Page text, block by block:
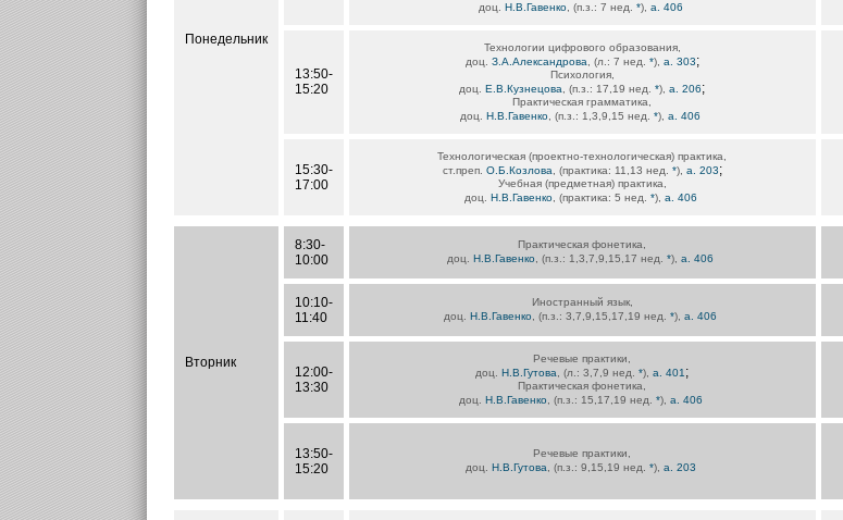
Понедельник
доц. Н.В.Гавенко, (п.з.: 7 нед. *), а. 406
13:50-
15:20
Технологии цифрового образования,
доц. З.А.Александрова , (л.: 7 нед. *), а. 303;
Психология,
доц. Е.В.Кузнецова , (п.з.: 17,19 нед. *), а. 206;
Практическая грамматика,
доц. Н.В.Гавенко , (п.з.: 1,3,9,15 нед. *), а. 406
15:30-
17:00
Технологическая (проектно-технологическая) практика,
ст.преп. О.Б.Козлова , (практика: 11,13 нед. *), а. 203;
Учебная (предметная) практика,
доц. Н.В.Гавенко, (практика: 5 нед. *), а. 406
Вторник
8:30-
10:00
Практическая фонетика,
доц. Н.В.Гавенко , (п.з.: 1,3,7,9,15,17 нед. *), а. 406
10:10-
11:40
Иностранный язык,
доц. Н.В.Гавенко , (п.з.: 3,7,9,15,17,19 нед. *), а. 406
12:00-
13:30
Речевые практики,
доц. Н.В.Гутова , (л.: 3,7,9 нед. *), а. 401 ;
Практическая фонетика,
доц. Н.В.Гавенко , (п.з.: 15,17,19 нед. *), а. 406
13:50-
15:20
Речевые практики,
доц. Н.В.Гутова , (п.з.: 9,15,19 нед. *), а. 203